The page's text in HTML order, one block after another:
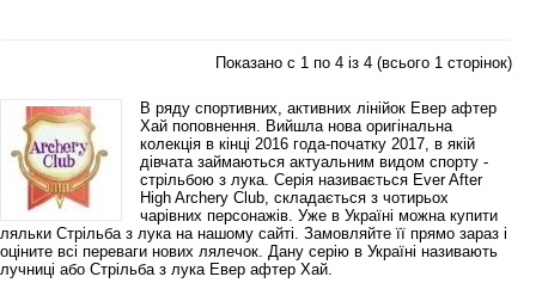
Показано с 1 по 4 із 4 (всього 1 сторінок)
В ряду спортивних, активних лінійок Евер афтер
Хай поповнення. Вийшла нова оригінальна
колекція в кінці 2016 года-початку 2017, в якій
дівчата займаються актуальним видом спорту -
стрільбою з лука. Серія називається Ever After
High Archery Club, складається з чотирьох
чарівних персонажів. Уже в Україні можна купити
ляльки Стрільба з лука на нашому сайті. Замовляйте її прямо зараз і
оціните всі переваги нових лялечок. Дану серію в Україні називають
лучниці або Стрільба з лука Евер афтер Хай.